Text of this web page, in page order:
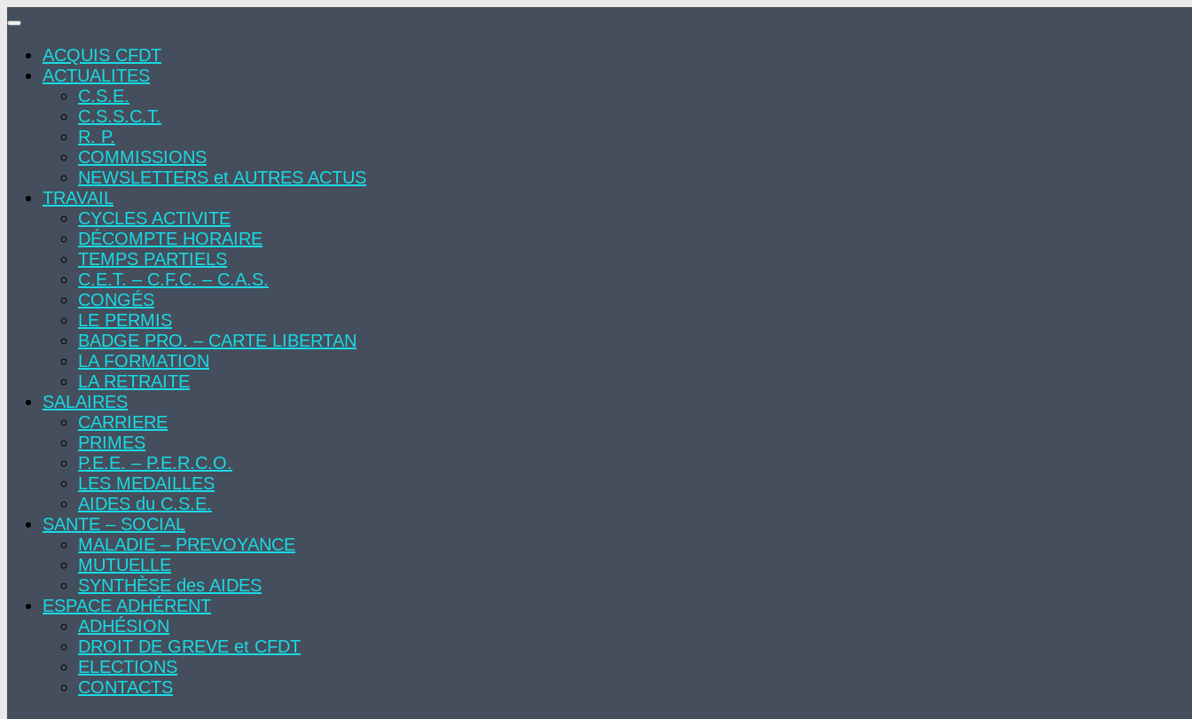
Skip
contentACQUIS CFDT
ACTUALITES
C.S.E.
C.S.S.C.T.
R. P.
COMMISSIONS
NEWSLETTERS et AUTRES ACTUS
TRAVAIL
CYCLES ACTIVITE
DÉCOMPTE HORAIRE
TEMPS PARTIELS
C.E.T. – C.F.C. – C.A.S.
CONGÉS
LE PERMIS
BADGE PRO. – CARTE LIBERTAN
LA FORMATION
LA RETRAITE
SALAIRES
CARRIERE
PRIMES
P.E.E. – P.E.R.C.O.
LES MEDAILLES
AIDES du C.S.E.
SANTE – SOCIAL
MALADIE – PREVOYANCE
MUTUELLE
SYNTHÈSE des AIDES
ESPACE ADHÉRENT
ADHÉSION
DROIT DE GREVE et CFDT
ELECTIONS
CONTACTS